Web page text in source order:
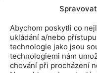
Abychom poskytli co
ukládání a/nebo
technologie jako jsou
technologiemi nám
chování při procházení